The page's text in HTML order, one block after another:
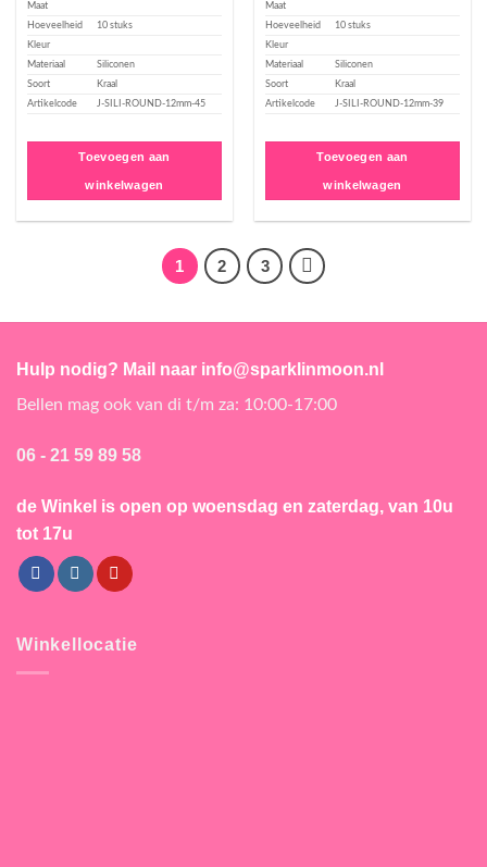
Maat
Hoeveelheid
10 stuks
Kleur
Materiaal
Siliconen
Soort
Kraal
Artikelcode
J-SILI-ROUND-12mm-45
Toevoegen aan
winkelwagen
Maat
Hoeveelheid
10 stuks
Kleur
Materiaal
Siliconen
Soort
Kraal
Artikelcode
J-SILI-ROUND-12mm-39
Toevoegen aan
winkelwagen
1 2 3
Hulp nodig? Mail naar info@sparklinmoon.nl
Bellen mag ook van di t/m za: 10:00-17:00
06 - 21 59 89 58
de Winkel is open op woensdag en zaterdag, van 10u
tot 17u
Winkellocatie